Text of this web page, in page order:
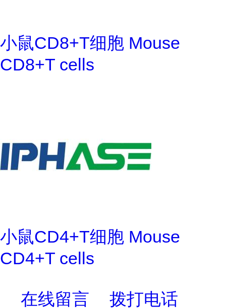
小鼠CD8+T细胞 Mouse
CD8+T cells
小鼠CD4+T细胞 Mouse
CD4+T cells
在线留言 拨打电话